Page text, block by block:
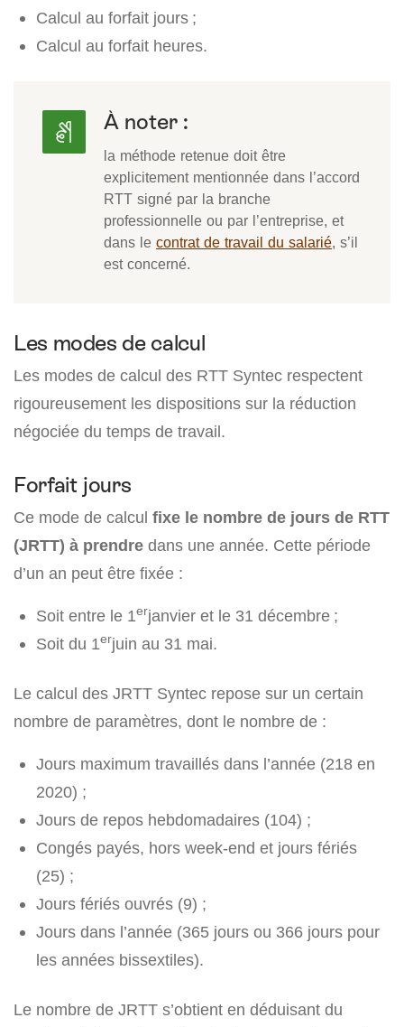
Calcul au forfait jours ;
Calcul au forfait heures.
À noter :
la méthode retenue doit être
explicitement mentionnée dans l’accord
RTT signé par la branche
professionnelle ou par l’entreprise, et
dans le contrat de travail du salarié, s’il
est concerné.
Les modes de calcul
Les modes de calcul des RTT Syntec respectent
rigoureusement les dispositions sur la réduction
négociée du temps de travail.
Forfait jours
Ce mode de calcul fixe le nombre de jours de RTT
(JRTT) à prendre dans une année. Cette période
d’un an peut être fixée :
Soit entre le 1erjanvier et le 31 décembre ;
Soit du 1erjuin au 31 mai.
Le calcul des JRTT Syntec repose sur un certain
nombre de paramètres, dont le nombre de :
Jours maximum travaillés dans l’année (218 en
2020) ;
Jours de repos hebdomadaires (104) ;
Congés payés, hors week-end et jours fériés
(25) ;
Jours fériés ouvrés (9) ;
Jours dans l’année (365 jours ou 366 jours pour
les années bissextiles).
Le nombre de JRTT s’obtient en déduisant du